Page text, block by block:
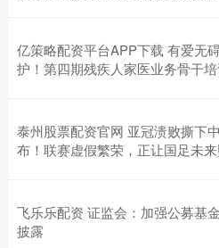
亿策略配资平台APP下载 有爱无
护！第四期残疾人家医业务骨干
泰州股票配资官网 亚冠溃败撕下
布！联赛虚假繁荣，正让国足未
飞乐乐配资 证监会：加强公募基
披露